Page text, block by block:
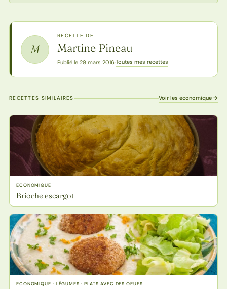
M
RECETTE DE
Martine Pineau
Publié le 29 mars 2016·Toutes mes recettes
RECETTES SIMILAIRES Voir les economique →
ECONOMIQUE
Brioche escargot
ECONOMIQUE · LÉGUMES · PLATS AVEC DES OEUFS